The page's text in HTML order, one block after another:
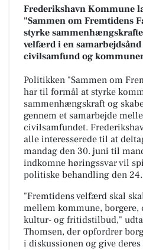
Frederikshavn Kommune
"Sammen om Fremtidens
styrke
velfærd i en
civilsamfund og
Politikken "Sammen om
har til formål at styrke
sammenhængskraft og
gennem et samarbejde
civilsamfundet.
alle interesserede til at
mandag den 30. juni til
indkomne høringssvar vil
politiske behandling den
"Fremtidens velfærd skal
mellem kommune,
kultur- og fritidstilbud,"
Thomsen, der opfordrer
i diskussionen og give